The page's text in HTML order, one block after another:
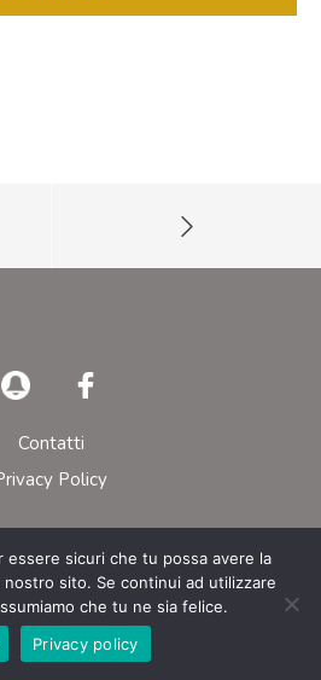
Contatti
Policy
Tutti i diritti riservati
essere sicuri che tu possa avere la
sito. Se continui ad utilizzare
che tu ne sia felice.
Privacy policy